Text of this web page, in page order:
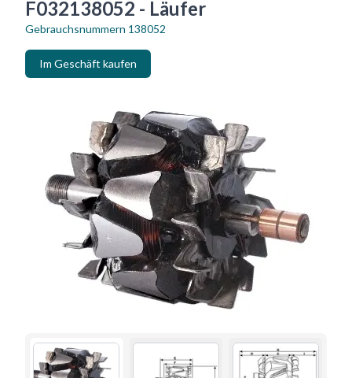
F032138052 - Läufer
Gebrauchsnummern 138052
Im Geschäft kaufen